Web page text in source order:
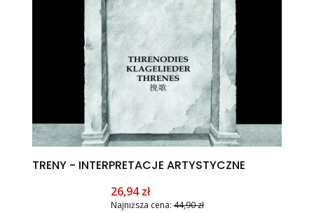
TRENY - INTERPRETACJE ARTYSTYCZNE
Cena promocyjna
26,94 zł
Najniższa cena: 44,90 zł